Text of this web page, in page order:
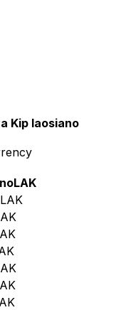
Kip laosiano
LAK
LAK